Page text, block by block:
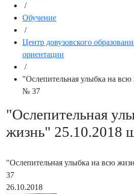
/
Обучение
/
Центр довузовского
ориентации
/
"Ослепительная улыбка на
№ 37
"Ослепительная
жизнь" 25.10.2018
"Ослепительная улыбка на всю
37
26.10.2018